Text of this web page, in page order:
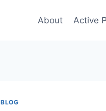
About Active
BLOG